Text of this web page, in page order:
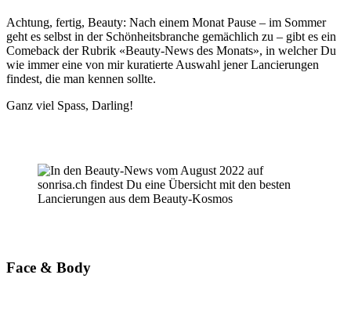
Achtung, fertig, Beauty: Nach einem Monat Pause – im Sommer
geht es selbst in der Schönheitsbranche gemächlich zu – gibt es ein
Comeback der Rubrik «Beauty-News des Monats», in welcher Du
wie immer eine von mir kuratierte Auswahl jener Lancierungen
findest, die man kennen sollte.
Ganz viel Spass, Darling!
Face & Body